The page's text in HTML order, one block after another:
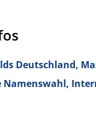
Deutschland,
Namenswahl,